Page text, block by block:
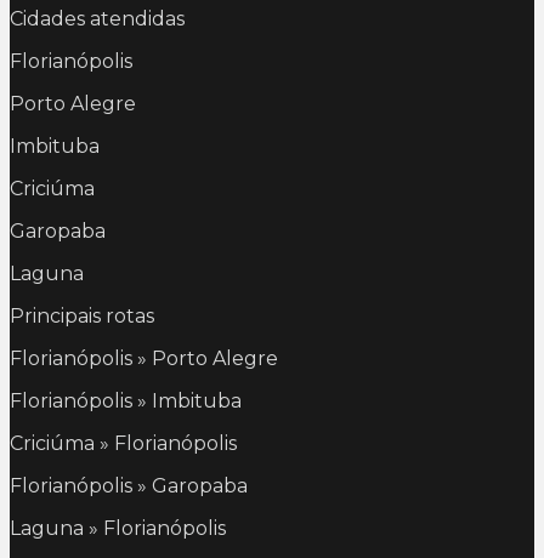
Cidades atendidas
Florianópolis
Porto Alegre
Imbituba
Criciúma
Garopaba
Laguna
Principais rotas
Florianópolis » Porto Alegre
Florianópolis » Imbituba
Criciúma » Florianópolis
Florianópolis » Garopaba
Laguna » Florianópolis